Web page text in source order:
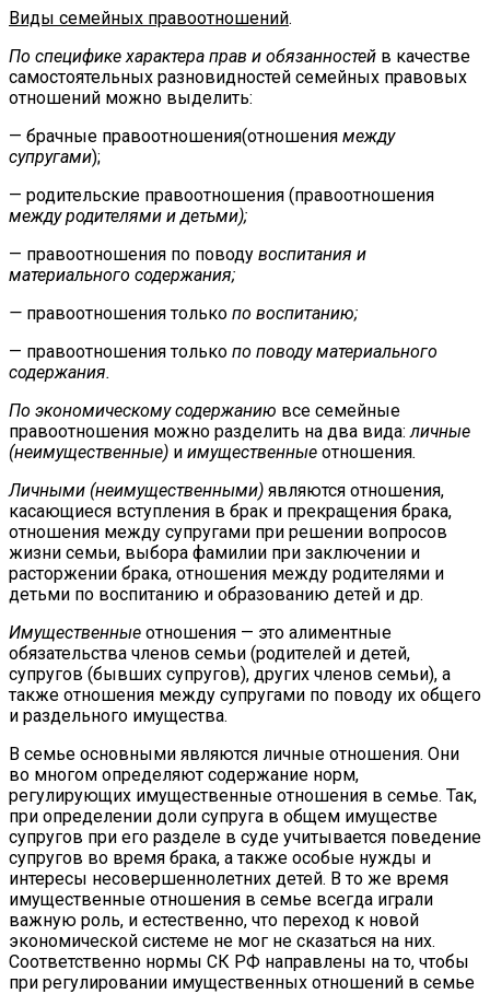
Виды семейных правоотношений.
По специфике характера прав и обязанностей в качестве
самостоятельных разновидностей семейных правовых
отношений можно выделить:
— брачные правоотношения(отношения между
супругами);
— родительские правоотношения (правоотношения
между родителями и детьми);
— правоотношения по поводу воспитания и
материального содержания;
— правоотношения только по воспитанию;
— правоотношения только по поводу материального
содержания.
По экономическому содержанию все семейные
правоотношения можно разделить на два вида:личные
(неимущественные) и имущественные отношения.
Личными (неимущественными) являются отношения,
касающиеся вступления в брак и прекращения брака,
отношения между супругами при решении вопросов
жизни семьи, выбора фамилии при заключении и
расторжении брака, отношения между родителями и
детьми по воспитанию и образованию детей и др.
Имущественные отношения — это алиментные
обязательства членов семьи (родителей и детей,
супругов (бывших супругов), других членов семьи), а
также отношения между супругами по поводу их общего
и раздельного имущества.
В семье основными являются личные отношения. Они
во многом определяют содержание норм,
регулирующих имущественные отношения в семье. Так,
при определении доли супруга в общем имуществе
супругов при его разделе в суде учитывается поведение
супругов во время брака, а также особые нужды и
интересы несовершеннолетних детей. В то же время
имущественные отношения в семье всегда играли
важную роль, и естественно, что переход к новой
экономической системе не мог не сказаться на них.
Соответственно нормы СК РФ направлены на то, чтобы
при регулировании имущественных отношений в семье